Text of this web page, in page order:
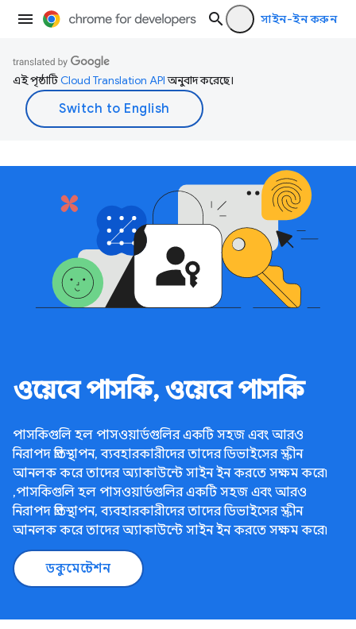
সাইন-ইন করুন
এই পৃষ্ঠাটিCloud Translation APIঅনুবাদ করেছে।
ওয়েবে পাসকি, ওয়েবে পাসকি
পাসকিগুলি হল পাসওয়ার্ডগুলির একটি সহজ এবং আরও
নিরাপদ প্রতিস্থাপন, ব্যবহারকারীদের তাদের ডিভাইসের স্ক্রীন
আনলক করে তাদের অ্যাকাউন্টে সাইন ইন করতে সক্ষম করে৷
,পাসকিগুলি হল পাসওয়ার্ডগুলির একটি সহজ এবং আরও
নিরাপদ প্রতিস্থাপন, ব্যবহারকারীদের তাদের ডিভাইসের স্ক্রীন
আনলক করে তাদের অ্যাকাউন্টে সাইন ইন করতে সক্ষম করে৷
ডকুমেন্টেশন